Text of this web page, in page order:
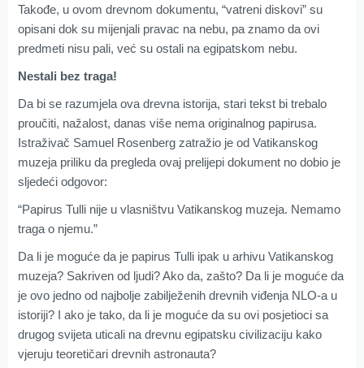
Takođe, u ovom drevnom dokumentu, “vatreni diskovi” su
opisani dok su mijenjali pravac na nebu, pa znamo da ovi
predmeti nisu pali, već su ostali na egipatskom nebu.
Nestali bez traga!
Da bi se razumjela ova drevna istorija, stari tekst bi trebalo
proučiti, nažalost, danas više nema originalnog papirusa.
Istraživač Samuel Rosenberg zatražio je od Vatikanskog
muzeja priliku da pregleda ovaj prelijepi dokument no dobio je
sljedeći odgovor:
“Papirus Tulli nije u vlasništvu Vatikanskog muzeja. Nemamo
traga o njemu.”
Da li je moguće da je papirus Tulli ipak u arhivu Vatikanskog
muzeja? Sakriven od ljudi? Ako da, zašto? Da li je moguće da
je ovo jedno od najbolje zabilježenih drevnih viđenja NLO-a u
istoriji? I ako je tako, da li je moguće da su ovi posjetioci sa
drugog svijeta uticali na drevnu egipatsku civilizaciju kako
vjeruju teoretičari drevnih astronauta?